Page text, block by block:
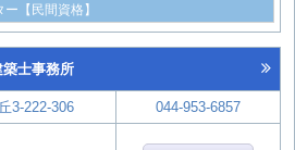
【民間資格】
士事務所
3-222-306
044-953-6857